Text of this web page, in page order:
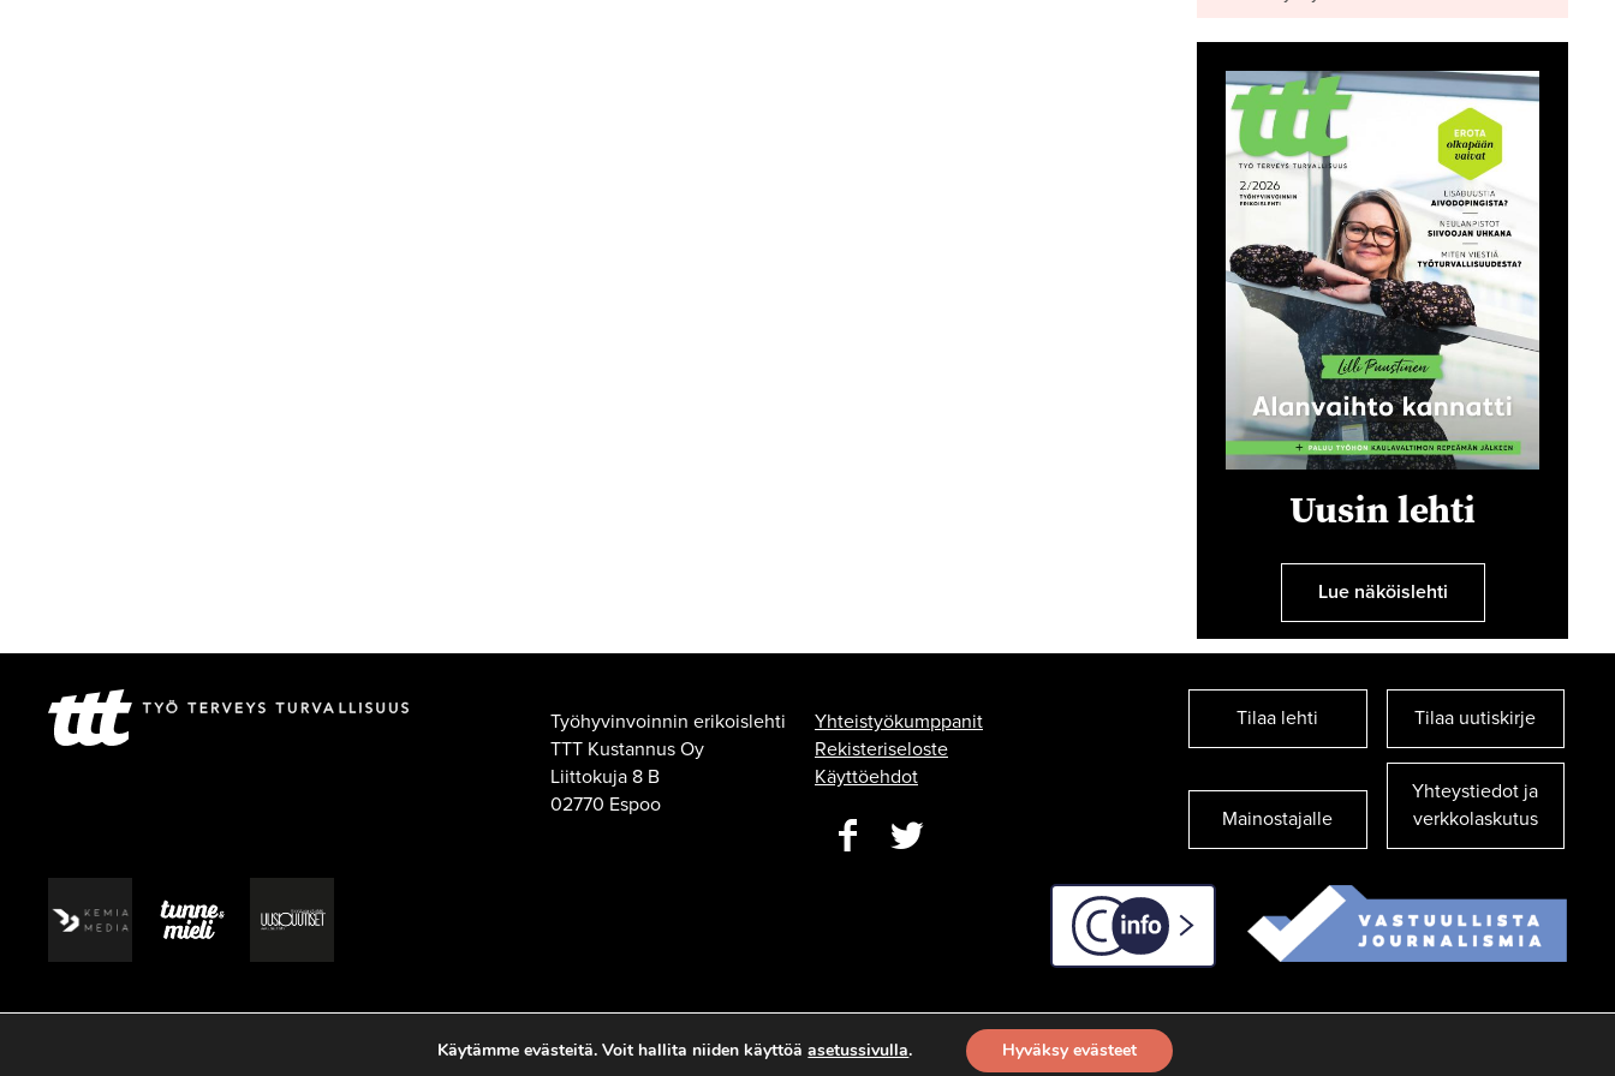
Uusin lehti
Lue näköislehti
Työhyvinvoinnin erikoislehti
TTT Kustannus Oy
Liittokuja 8 B
02770 Espoo
Yhteistyökumppanit
Rekisteriseloste
Käyttöehdot
Tilaa lehti Tilaa uutiskirje
Mainostajalle
Yhteystiedot ja
verkkolaskutus
C-info
Käytämme evästeitä. Voit hallita niiden käyttöäasetussivulla. Hyväksy evästeet